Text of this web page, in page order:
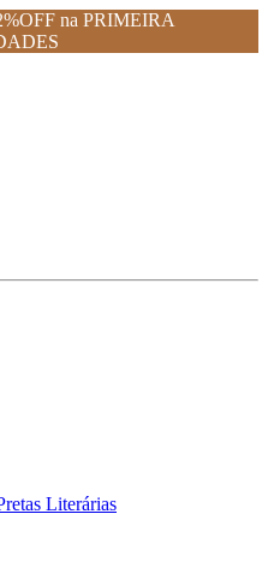
na PRIMEIRA
Literárias